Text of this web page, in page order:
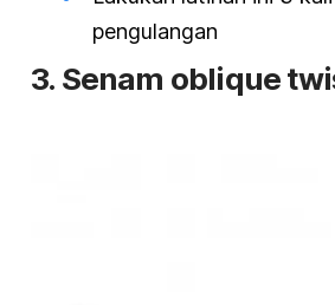
pengulangan
3. Senam oblique